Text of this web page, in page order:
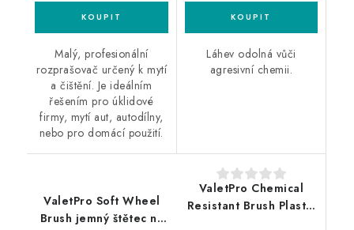
Malý, profesionální
rozprašovač určený k mytí
a čištění. Je ideálním
řešením pro úklidové
firmy, mytí aut, autodílny,
nebo pro domácí použití.
Láhev odolná vůči
agresivní chemii.
ValetPro Soft Wheel
Brush jemný štětec na
ValetPro Chemical
Resistant Brush Plastic